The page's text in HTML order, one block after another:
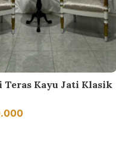
Teras Kayu Jati Klasik